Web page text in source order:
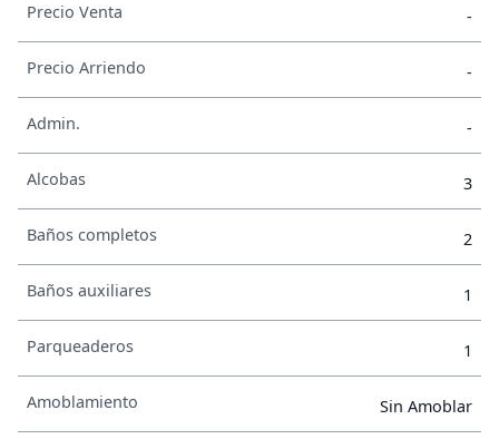
Precio Venta -
Precio Arriendo -
Admin. -
Alcobas 3
Baños completos 2
Baños auxiliares 1
Parqueaderos 1
Amoblamiento Sin Amoblar